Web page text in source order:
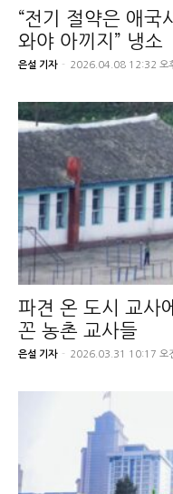
“전기 절약은 애국
와야 아끼지” 냉소
은설 기자 - 2026.04.08 12:32 오
파견 온 도시 교사
꼰 농촌 교사들
은설 기자 - 2026.03.31 10:17 오